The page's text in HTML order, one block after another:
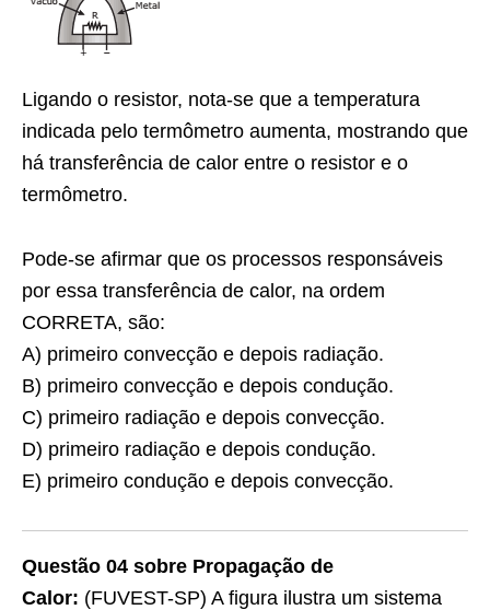
Ligando o resistor, nota-se que a temperatura
indicada pelo termômetro aumenta, mostrando que
há transferência de calor entre o resistor e o
termômetro.
Pode-se afirmar que os processos responsáveis
por essa transferência de calor, na ordem
CORRETA, são:
A) primeiro convecção e depois radiação.
B) primeiro convecção e depois condução.
C) primeiro radiação e depois convecção.
D) primeiro radiação e depois condução.
E) primeiro condução e depois convecção.
Questão 04 sobre Propagação de
Calor: (FUVEST-SP) A figura ilustra um sistema